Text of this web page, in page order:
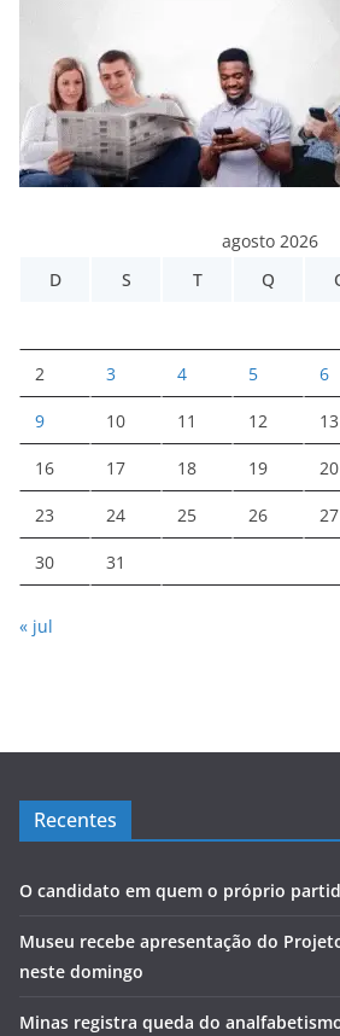
agosto 2026
D
S T Q
2 3 4 5 6
9 10 11 12 13
16 17 18 19 20
23 24 25 26 27
30 31
« jul
Recentes
O candidato em quem o próprio
Museu recebe apresentação do
neste domingo
Minas registra queda do